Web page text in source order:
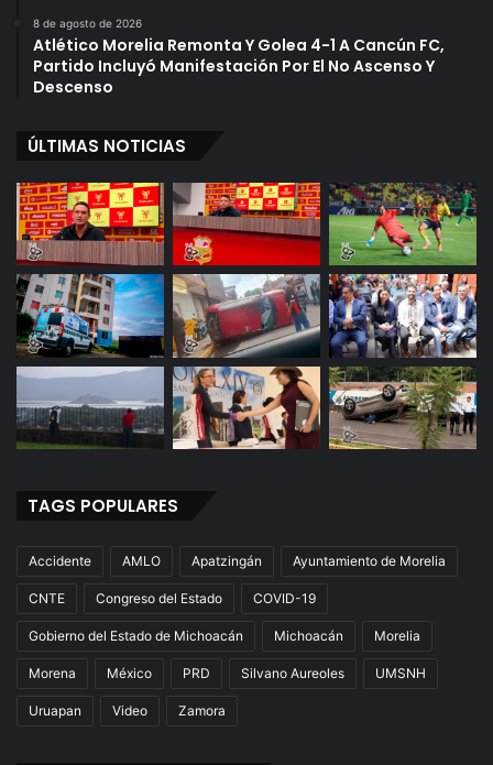
8 de agosto de 2026
Atlético Morelia Remonta Y Golea 4-1 A Cancún FC,
Partido Incluyó Manifestación Por El No Ascenso Y
Descenso
ÚLTIMAS NOTICIAS
TAGS POPULARES
Accidente AMLO Apatzingán Ayuntamiento de Morelia
CNTE Congreso del Estado COVID-19
Gobierno del Estado de Michoacán Michoacán Morelia
Morena México PRD Silvano Aureoles UMSNH
Uruapan Video Zamora